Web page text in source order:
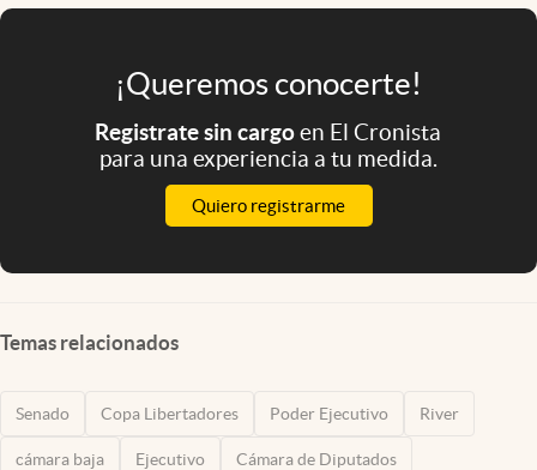
¡Queremos conocerte!
Registrate sin cargoen El Cronista
para una experiencia a tu medida.
Quiero registrarme
Temas relacionados
Senado Copa Libertadores Poder Ejecutivo River
cámara baja Ejecutivo Cámara de Diputados